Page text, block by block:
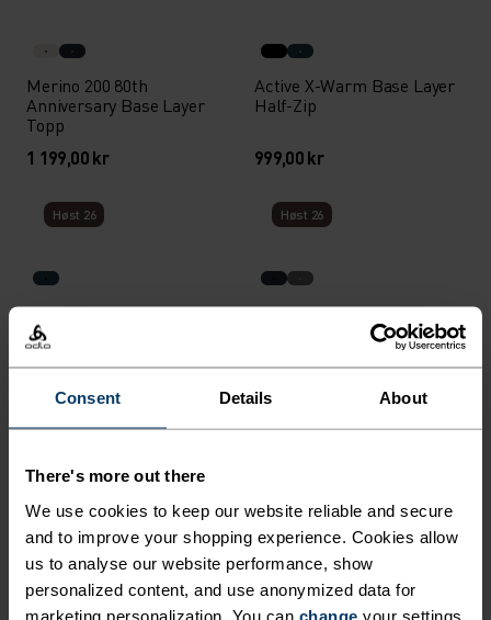
Consent Details About
There's more out there
We use cookies to keep our website reliable and secure
and to improve your shopping experience. Cookies allow
us to analyse our website performance, show
personalized content, and use anonymized data for
marketing personalization. You can change your settings
Merino 200 80th
Anniversary Base Layer
Topp
1 199,00 kr
Active X-Warm Base Layer
Half-Zip
999,00 kr
Høst 26
Active Warm X Frozen Lake
Base Layer Topp
Høst 26
Active Warm 80th
Anniversary Base Layer
Performance Warm Base
Layer Topp
899,00 kr
Active X-Warm Base Layer
Topp
799,00 kr